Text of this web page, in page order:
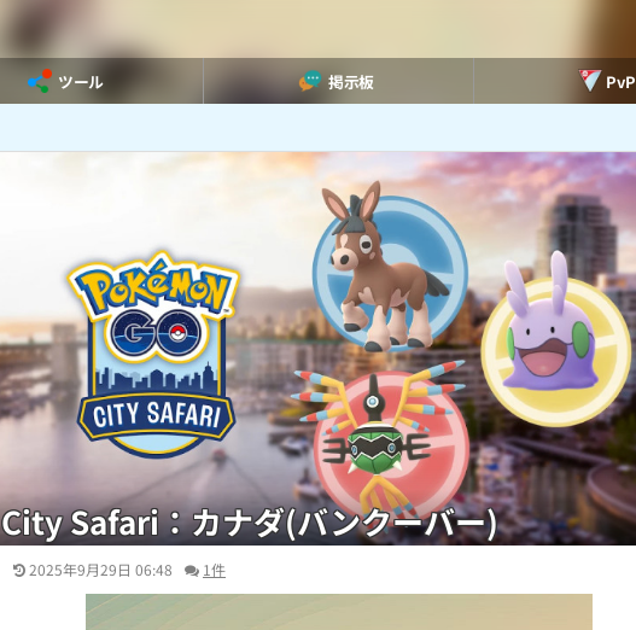
ツール 掲示板 PvP
City Safari：カナダ(バンクーバー)
2025年9月29日 06:48 1件